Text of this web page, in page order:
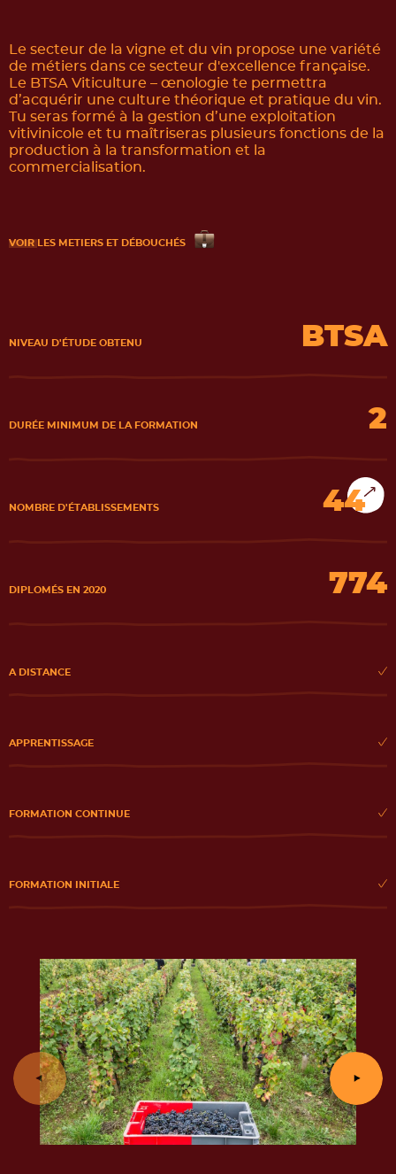
Le secteur de la vigne et du vin propose une variété
de métiers dans ce secteur d'excellence française.
Le BTSA Viticulture – œnologie te permettra
d’acquérir une culture théorique et pratique du vin.
Tu seras formé à la gestion d’une exploitation
vitivinicole et tu maîtriseras plusieurs fonctions de la
production à la transformation et la
commercialisation.
VOIR LES METIERS ET DÉBOUCHÉS
NIVEAU D'ÉTUDE OBTENU BTSA
DURÉE MINIMUM DE LA FORMATION 2
NOMBRE D'ÉTABLISSEMENTS 44
DIPLOMÉS EN 2020 774
A DISTANCE
APPRENTISSAGE
FORMATION CONTINUE
FORMATION INITIALE